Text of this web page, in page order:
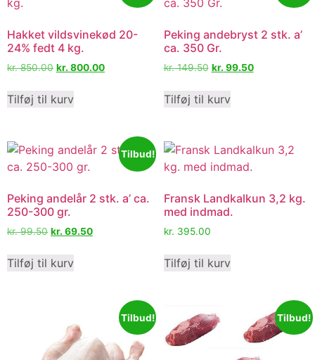
Hakket vildsvinekød 20-
24% fedt 4 kg.
kr.850.00 kr. 800.00
Tilføj til kurv
Peking andebryst 2 stk. a’
ca. 350 Gr.
kr.149.50 kr. 99.50
Tilføj til kurv
Tilbud!
Peking andelår 2 stk. a’ ca.
250-300 gr.
kr.99.50 kr. 69.50
Tilføj til kurv
Fransk Landkalkun 3,2 kg.
med indmad.
kr. 395.00
Tilføj til kurv
Tilbud! Tilbud!